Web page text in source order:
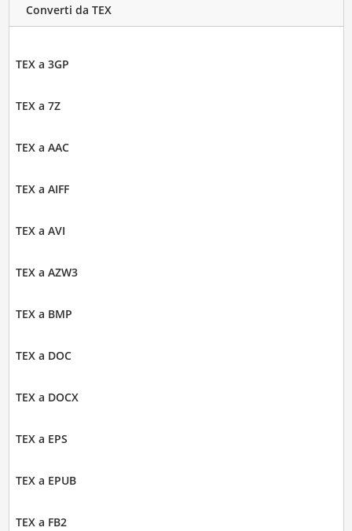
Converti da TEX
TEX a 3GP
TEX a 7Z
TEX a AAC
TEX a AIFF
TEX a AVI
TEX a AZW3
TEX a BMP
TEX a DOC
TEX a DOCX
TEX a EPS
TEX a EPUB
TEX a FB2